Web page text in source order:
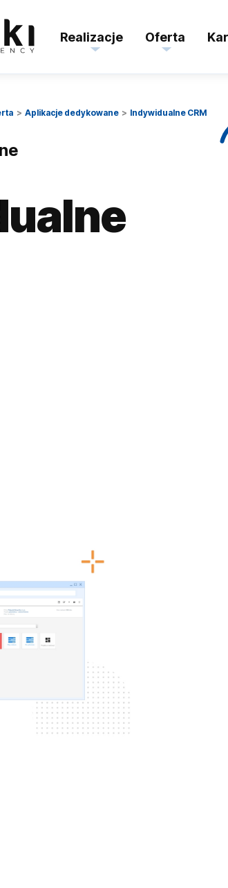
Realizacje Oferta
Aplikacje dedykowane Indywidualne CRM